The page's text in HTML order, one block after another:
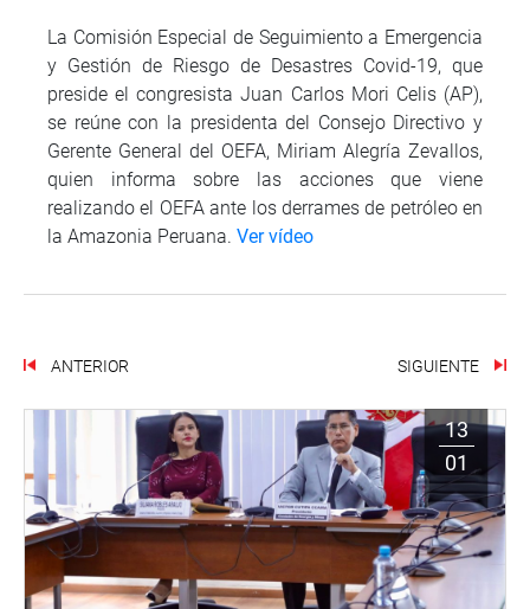
La Comisión Especial de Seguimiento a Emergencia
y Gestión de Riesgo de Desastres Covid-19, que
preside el congresista Juan Carlos Mori Celis (AP),
se reúne con la presidenta del Consejo Directivo y
Gerente General del OEFA, Miriam Alegría Zevallos,
quien informa sobre las acciones que viene
realizando el OEFA ante los derrames de petróleo en
la Amazonia Peruana. Ver vídeo
ANTERIOR SIGUIENTE
13
01